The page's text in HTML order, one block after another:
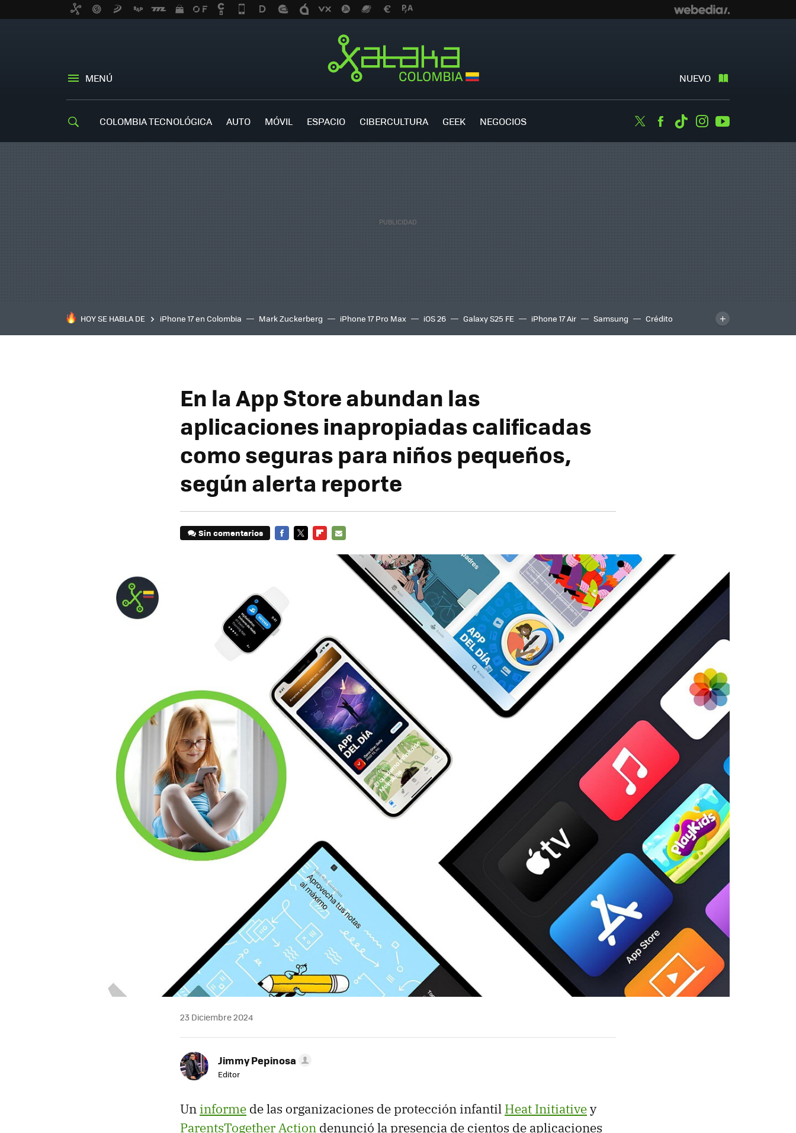
MENÚ NUEVO
COLOMBIA TECNOLÓGICA AUTO MÓVIL ESPACIO CIBERCULTURA GEEK NEGOCIOS TwitterFacebook
TiktokInstagram
HOY SE HABLA DE iPhone 17 en Colombia Mark Zuckerberg iPhone 17 Pro Max iOS 26 Galaxy S25 FE iPhone 17 Air Samsung
Crédito
inteligente
IA TCL C8K
En la App Store abundan las
aplicaciones inapropiadas calificadas
como seguras para niños pequeños,
según alerta reporte
Sin comentarios
MAIL
23 Diciembre 2024
Jimmy Pepinosa
Editor
Un informe de las organizaciones de protección infantil Heat Initiativey
ParentsTogether Action denunció la presencia de cientos de aplicaciones